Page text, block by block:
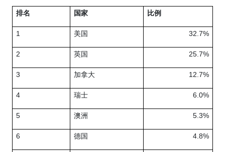
排名 国家 比例
1 美国 32.7%
2 英国 25.7%
3 加拿大 12.7%
4 瑞士 6.0%
5 澳洲 5.3%
6 德国 4.8%